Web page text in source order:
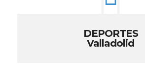
DEPORTES
Valladolid